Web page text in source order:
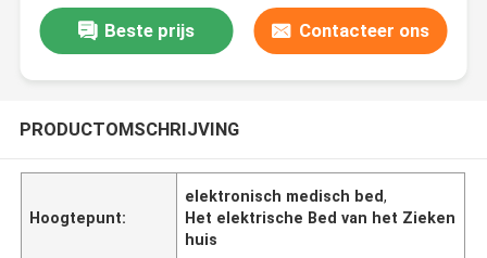
Beste prijs Contacteer ons
PRODUCTOMSCHRIJVING
Hoogtepunt:
elektronisch medisch bed,
Het elektrische Bed van het Zieken
huis